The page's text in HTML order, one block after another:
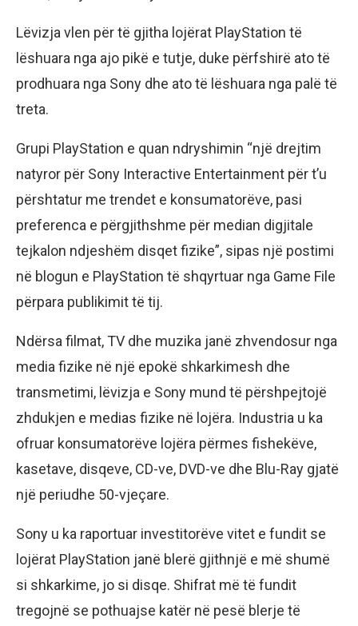
Lëvizja vlen për të gjitha lojërat PlayStation të
lëshuara nga ajo pikë e tutje, duke përfshirë ato të
prodhuara nga Sony dhe ato të lëshuara nga palë të
treta.
Grupi PlayStation e quan ndryshimin “një drejtim
natyror për Sony Interactive Entertainment për t’u
përshtatur me trendet e konsumatorëve, pasi
preferenca e përgjithshme për median digjitale
tejkalon ndjeshëm disqet fizike”, sipas një postimi
në blogun e PlayStation të shqyrtuar nga Game File
përpara publikimit të tij.
Ndërsa filmat, TV dhe muzika janë zhvendosur nga
media fizike në një epokë shkarkimesh dhe
transmetimi, lëvizja e Sony mund të përshpejtojë
zhdukjen e medias fizike në lojëra. Industria u ka
ofruar konsumatorëve lojëra përmes fishekëve,
kasetave, disqeve, CD-ve, DVD-ve dhe Blu-Ray gjatë
një periudhe 50-vjeçare.
Sony u ka raportuar investitorëve vitet e fundit se
lojërat PlayStation janë blerë gjithnjë e më shumë
si shkarkime, jo si disqe. Shifrat më të fundit
tregojnë se pothuajse katër në pesë blerje të